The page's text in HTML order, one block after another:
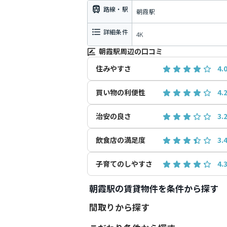
路線・駅 朝霞駅
詳細条件 4K
朝霞駅周辺の口コミ
住みやすさ
買い物の利便性
治安の良さ
飲食店の満足度
子育てのしやすさ 4.3
朝霞駅の賃貸物件を条件から探す
間取りから探す